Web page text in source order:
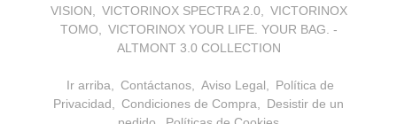
VISION
VICTORINOX SPECTRA 2.0
VICTORINOX
TOMO
VICTORINOX YOUR LIFE. YOUR BAG. -
ALTMONT 3.0 COLLECTION
Ir arriba Contáctanos Aviso Legal
Política de
Privacidad
Condiciones de Compra
Desistir de un